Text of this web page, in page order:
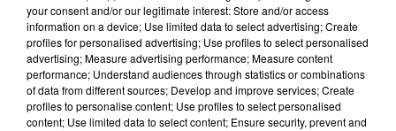
RETROUVEZ TOUTE L'ACTU DE LA RÉGION ET
your consent and/or our legitimate interest: Store and/or access
information on a device; Use limited data to select advertising; Create
profiles for personalised advertising; Use profiles to select personalised
advertising; Measure advertising performance; Measure content
performance; Understand audiences through statistics or combinations
of data from different sources; Develop and improve services; Create
profiles to personalise content; Use profiles to select personalised
content; Use limited data to select content; Ensure security, prevent and